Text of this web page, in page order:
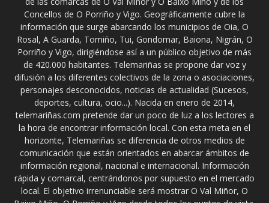
Concellos de O Porriño y Vigo. Geográficamente cubre la
información que surge abarcando los municipios de Oia, O
Rosal, A Guarda, Tomiño, Tui, Gondomar, Baiona, Nigrán, O
Porriño y Vigo, dirigiéndose así a un público objetivo de más
de 420.000 habitantes. Telemariñas se propone dar voz y
difusión a los diferentes colectivos de la zona o asociaciones,
personajes desconocidos, noticias de actualidad (Sucesos,
deportes, cultura, ocio...). Nacida en enero de 2014,
telemariñas.com pretende dar un poco de luz a los lectores a
la hora de encontrar información local. Con esta meta en el
horizonte, Telemariñas se diferencia de otros medios de
comunicación que están orientados en abarcar ámbitos de
información regional, nacional e internacional. Información
rápida y comarcal, centrándonos por supuesto en el mercado
local. El objetivo irrenunciable será mostrar O Val Miñor, O